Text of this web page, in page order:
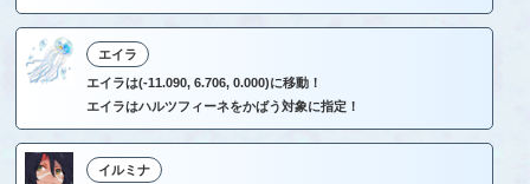
エイラ
エイラは(-11.090, 6.706, 0.000)に移動！
エイラはハルツフィーネをかばう対象に指定！
イルミナ